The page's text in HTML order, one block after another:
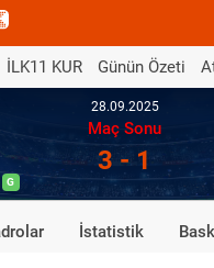
İLK11 KUR Günün Özeti
G
28.09.2025
Maç Sonu
3 - 1
İstatistik